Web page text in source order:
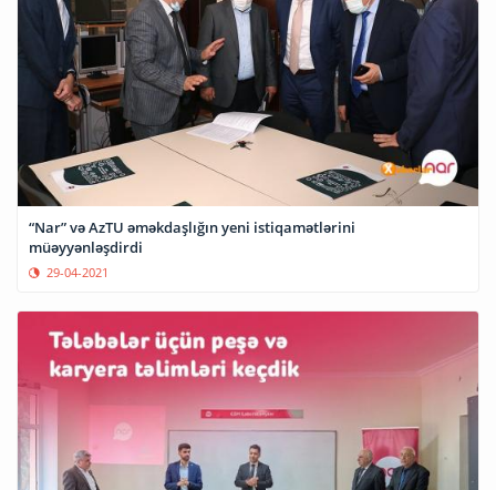
“Nar” və AzTU əməkdaşlığın yeni istiqamətlərini
müəyyənləşdirdi
29-04-2021